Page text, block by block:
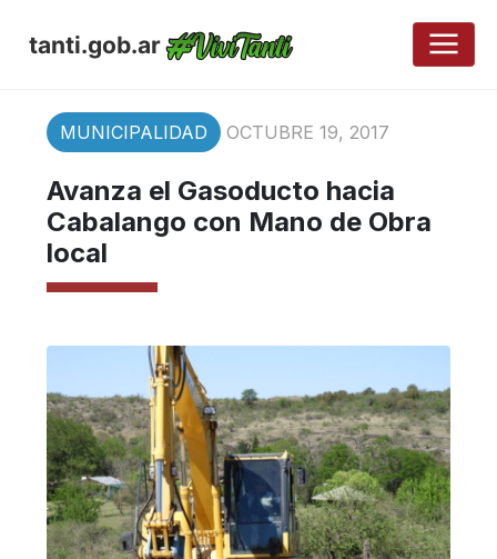
tanti.gob.ar
MUNICIPALIDAD OCTUBRE 19, 2017
Avanza el Gasoducto hacia
Cabalango con Mano de Obra
local